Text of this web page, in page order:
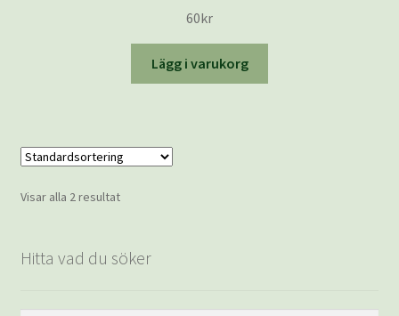
60kr
Lägg i varukorg
Visar alla 2 resultat
Hitta vad du söker